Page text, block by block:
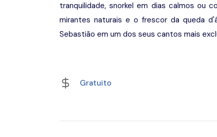
tranquilidade, snorkel em dias calmos ou
mirantes naturais e o frescor da queda
Sebastião em um dos seus cantos mais
Gratuito